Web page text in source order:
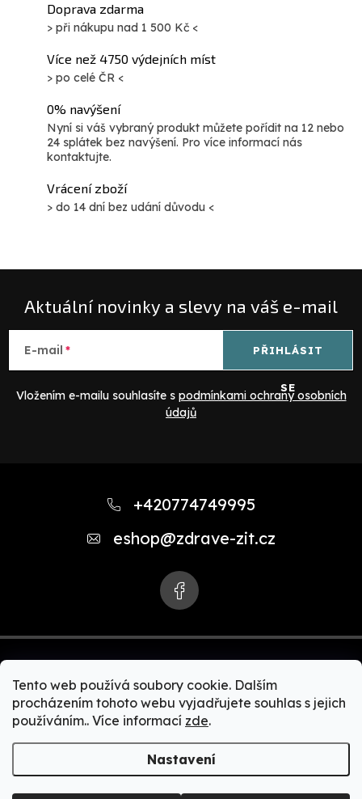
Tento web používá soubory cookie. Dalším
procházením tohoto webu vyjadřujete souhlas s jejich
používáním.. Více informací zde.
Nastavení
Doprava zdarma
> při nákupu nad 1 500 Kč <
Více než 4750 výdejních míst
> po celé ČR <
0% navýšení
Nyní si váš vybraný produkt můžete pořídit na 12 nebo
24 splátek bez navýšení. Pro více informací nás
kontaktujte.
Vrácení zboží
> do 14 dní bez udání důvodu <
Aktuální novinky a slevy na váš e-mail
E-mail
Vložením e-mailu souhlasíte s podmínkami ochrany osobních
údajů
PŘIHLÁSIT
SE
+420774749995
eshop@zdrave-zit.cz
Copyright 2026Zdravě-žít.cz | Akční nabídky Zepter
produktů. Zdravé vaření, čističky vody, čističky vzduchu,
zdravé spaní, Bioptron + MedAll, zdravá a čistá domácnost,
Zepter kosmetika, Zepter kolagen.. Všechna práva